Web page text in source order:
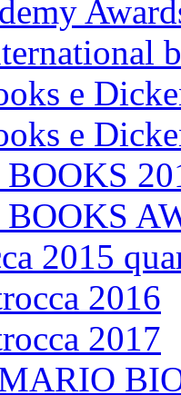
e
e
2015
2016
2017